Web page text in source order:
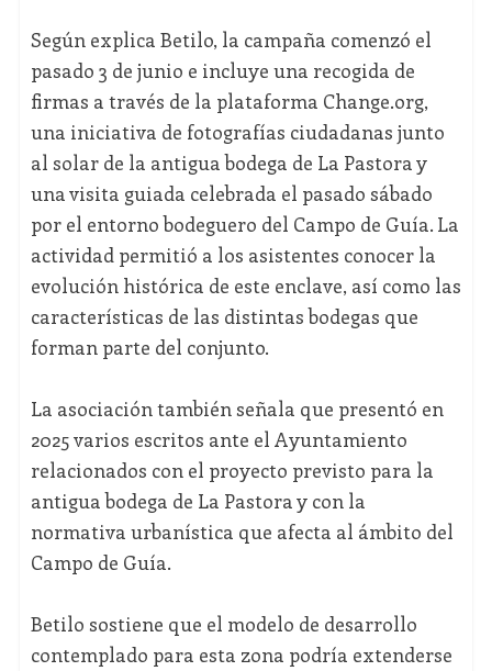
Según explica Betilo, la campaña comenzó el
pasado 3 de junio e incluye una recogida de
firmas a través de la plataforma Change.org,
una iniciativa de fotografías ciudadanas junto
al solar de la antigua bodega de La Pastora y
una visita guiada celebrada el pasado sábado
por el entorno bodeguero del Campo de Guía. La
actividad permitió a los asistentes conocer la
evolución histórica de este enclave, así como las
características de las distintas bodegas que
forman parte del conjunto.
La asociación también señala que presentó en
2025 varios escritos ante el Ayuntamiento
relacionados con el proyecto previsto para la
antigua bodega de La Pastora y con la
normativa urbanística que afecta al ámbito del
Campo de Guía.
Betilo sostiene que el modelo de desarrollo
contemplado para esta zona podría extenderse